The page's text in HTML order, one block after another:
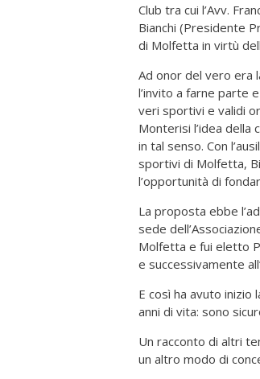
Club tra cui l’Avv.
Bianchi (Presidente
di Molfetta in virtù
Ad onor del vero era
l’invito a farne parte
veri sportivi e validi
Monterisi l’idea
in tal senso. Con
sportivi di Molfetta,
l’opportunità di
La proposta ebbe
sede
Molfetta e fui eletto
e successivamente
E così ha avuto
anni di vita: sono
Un racconto di altri
un altro modo di